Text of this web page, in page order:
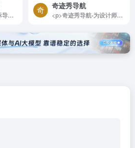
<p>免费网址收录国际导航是汇集全网优质网址及资源的中文上网导航。及时收录分类的网址,让您的网络生活更简单精彩。上网,从国际导航开始</p>
奇迹秀导航
<p>奇迹秀导航-为设计师提供国内外最全的设计灵感、设计素材、设计工具、优秀书籍，设计教程。</p>